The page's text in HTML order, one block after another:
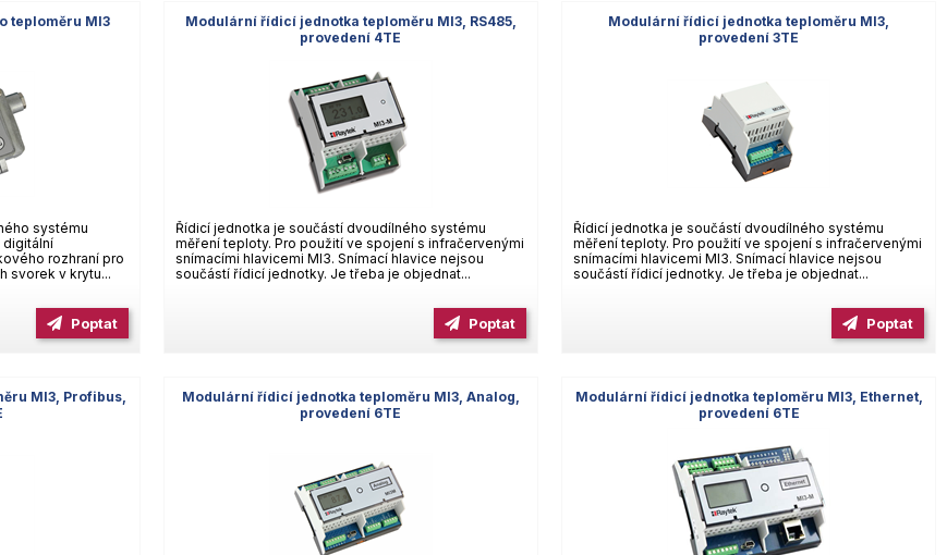
teploměru MI3
systému
digitální
rozhraní pro
svorek v krytu...
Poptat
Modulární řídicí jednotka teploměru MI3, RS485,
provedení 4TE
Řídicí jednotka je součástí dvoudílného systému
měření teploty. Pro použití ve spojení s infračervenými
snímacími hlavicemi MI3. Snímací hlavice nejsou
součástí řídicí jednotky. Je třeba je objednat...
Poptat
Modulární řídicí jednotka teploměru MI3,
provedení 3TE
Řídicí jednotka je součástí dvoudílného systému
měření teploty. Pro použití ve spojení s infračervenými
snímacími hlavicemi MI3. Snímací hlavice nejsou
součástí řídicí jednotky. Je třeba je objednat...
Poptat
MI3, Profibus,
Modulární řídicí jednotka teploměru MI3, Analog,
provedení 6TE
Modulární řídicí jednotka teploměru MI3, Ethernet,
provedení 6TE